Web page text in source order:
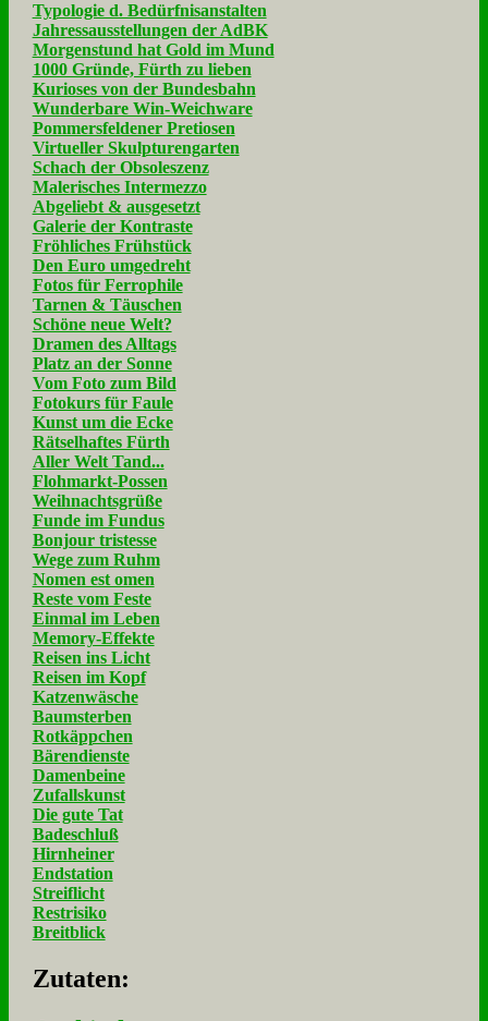
Typologie d. Bedürfnisanstalten
Jahressausstellungen der AdBK
Morgenstund hat Gold im Mund
1000 Gründe, Fürth zu lieben
Kurioses von der Bundesbahn
Wunderbare Win-Weichware
Pommersfeldener Pretiosen
Virtueller Skulpturengarten
Schach der Obsoleszenz
Malerisches Intermezzo
Abgeliebt & ausgesetzt
Galerie der Kontraste
Fröhliches Frühstück
Den Euro umgedreht
Fotos für Ferrophile
Tarnen & Täuschen
Schöne neue Welt?
Dramen des Alltags
Platz an der Sonne
Vom Foto zum Bild
Fotokurs für Faule
Kunst um die Ecke
Rätselhaftes Fürth
Aller Welt Tand...
Flohmarkt-Possen
Weihnachtsgrüße
Funde im Fundus
Bonjour tristesse
Wege zum Ruhm
Nomen est omen
Reste vom Feste
Einmal im Leben
Memory-Effekte
Reisen ins Licht
Reisen im Kopf
Katzenwäsche
Baumsterben
Rotkäppchen
Bärendienste
Damenbeine
Zufallskunst
Die gute Tat
Badeschluß
Hirnheiner
Endstation
Streiflicht
Restrisiko
Breitblick
Zu­ta­ten: